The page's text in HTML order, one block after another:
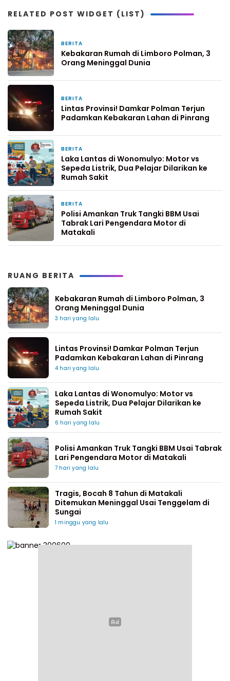
RELATED POST WIDGET (LIST)
BERITA
Kebakaran Rumah di Limboro Polman, 3
Orang Meninggal Dunia
BERITA
Lintas Provinsi! Damkar Polman Terjun
Padamkan Kebakaran Lahan di Pinrang
BERITA
Laka Lantas di Wonomulyo: Motor vs
Sepeda Listrik, Dua Pelajar Dilarikan ke
Rumah Sakit
BERITA
Polisi Amankan Truk Tangki BBM Usai
Tabrak Lari Pengendara Motor di
Matakali
RUANG BERITA
Kebakaran Rumah di Limboro Polman, 3
Orang Meninggal Dunia
3 hari yang lalu
Lintas Provinsi! Damkar Polman Terjun
Padamkan Kebakaran Lahan di Pinrang
4 hari yang lalu
Laka Lantas di Wonomulyo: Motor vs
Sepeda Listrik, Dua Pelajar Dilarikan ke
Rumah Sakit
6 hari yang lalu
Polisi Amankan Truk Tangki BBM Usai Tabrak
Lari Pengendara Motor di Matakali
7 hari yang lalu
Tragis, Bocah 8 Tahun di Matakali
Ditemukan Meninggal Usai Tenggelam di
Sungai
1 minggu yang lalu